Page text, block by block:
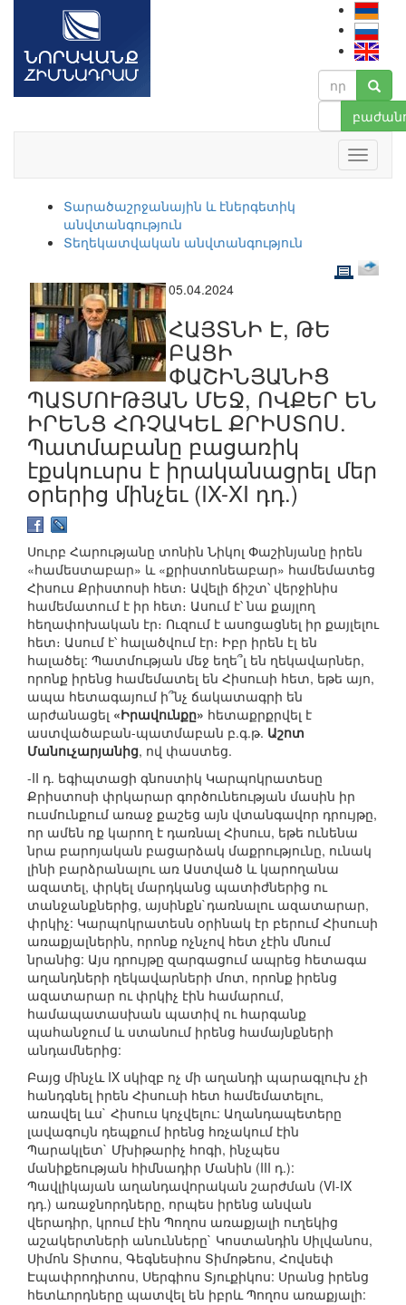
Տարածաշրջանային և էներգետիկ
անվտանգություն
Տեղեկատվական անվտանգություն
05.04.2024
ՀԱՅՏՆԻ Է, ԹԵ
ԲԱՑԻ
ՓԱՇԻՆՅԱՆԻՑ
ՊԱՏՄՈՒԹՅԱՆ ՄԵՋ, ՈՎՔԵՐ ԵՆ
ԻՐԵՆՑ ՀՌՉԱԿԵԼ ՔՐԻՍՏՈՍ.
Պատմաբանը բացառիկ
էքսկուսրս է իրականացրել մեր
օրերից մինչեւ (IX-XI դդ.)
Սուրբ Հարությանը տոնին Նիկոլ Փաշինյանը իրեն
«համեստաբար» և «քրիստոնեաբար» համեմատեց
Հիսուս Քրիստոսի հետ։ Ավելի ճիշտ՝ վերջինիս
համեմատում է իր հետ։ Ասում է՝ նա քայլող
հեղափոխական էր։ Ուզում է ասոցացնել իր քայլելու
հետ։ Ասում է՝ հալածվում էր։ Իբր իրեն էլ են
հալածել: Պատմության մեջ եղե՞լ են ղեկավարներ,
որոնք իրենց համեմատել են Հիսուսի հետ, եթե այո,
ապա հետագայում ի՞նչ ճակատագրի են
արժանացել «Իրավունքը» հետաքրքրվել է
աստվածաբան-պատմաբան բ.գ.թ. Աշոտ
Մանուչարյանից, ով փաստեց.
-II դ. եգիպտացի գնոստիկ Կարպոկրատեսը
Քրիստոսի փրկարար գործունեության մասին իր
ուսմունքում առաջ քաշեց այն վտանգավոր դրույթը,
որ ամեն ոք կարող է դառնալ Հիսուս, եթե ունենա
նրա բարոյական բացարձակ մաքրությունը, ունակ
լինի բարձրանալու առ Աստված և կարողանա
ազատել, փրկել մարդկանց պատիժներից ու
տանջանքներից, այսինքն`դառնալու ազատարար,
փրկիչ: Կարպոկրատեսն օրինակ էր բերում Հիսուսի
առաքյալներին, որոնք ոչնչով հետ չէին մնում
նրանից: Այս դրույթը զարգացում ապրեց հետագա
աղանդների ղեկավարների մոտ, որոնք իրենց
ազատարար ու փրկիչ էին համարում,
համապատասխան պատիվ ու հարգանք
պահանջում և ստանում իրենց համայնքների
անդամներից:
Բայց մինչև IX սկիզբ ոչ մի աղանդի պարագլուխ չի
հանդգնել իրեն Հիսուսի հետ համեմատելու,
առավել ևս` Հիսուս կոչվելու: Աղանդապետերը
լավագույն դեպքում իրենց հռչակում էին
Պարակլետ` Մխիթարիչ հոգի, ինչպես
մանիքեության հիմնադիր Մանին (III դ.):
Պավլիկայան աղանդավորական շարժման (VI-IX
դդ.) առաջնորդները, որպես իրենց անվան
վերադիր, կրում էին Պողոս առաքյալի ուղեկից
աշակերտների անունները` Կոստանդին Սիլվանոս,
Սիմոն Տիտոս, Գեգնեսիոս Տիմոթեոս, Հովսեփ
Էպափրոդիտոս, Սերգիոս Տյուքիկոս: Սրանց իրենց
հետևորդները պատվել են իբրև Պողոս առաքյալի: